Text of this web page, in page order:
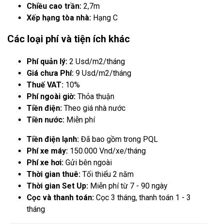
Chiều cao trần: 2,7m
Xếp hạng tòa nhà: Hạng C
Các loại phí và tiện ích khác
Phí quản lý: 2 Usd/m2/tháng
Giá chưa Phí: 9 Usd/m2/tháng
Thuế VAT: 10%
Phí ngoài giờ: Thỏa thuận
Tiền điện: Theo giá nhà nước
Tiền nước: Miễn phí
Tiền điện lạnh: Đã bao gồm trong PQL
Phí xe máy: 150.000 Vnd/xe/tháng
Phí xe hơi: Gửi bên ngoài
Thời gian thuê: Tối thiểu 2 năm
Thời gian Set Up: Miễn phí từ 7 - 90 ngày
Cọc và thanh toán: Cọc 3 tháng, thanh toán 1 - 3
tháng